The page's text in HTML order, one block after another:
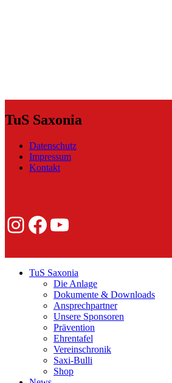
TuS Saxonia
Datenschutz
Impressum
Kontakt
Instagram Facebook YouTube
TuS Saxonia
Die Anlage
Dokumente & Downloads
Ansprechpartner
Unsere Sponsoren
Prävention
Ehrentafel
Vereinschronik
Saxi-Bulli
Shop